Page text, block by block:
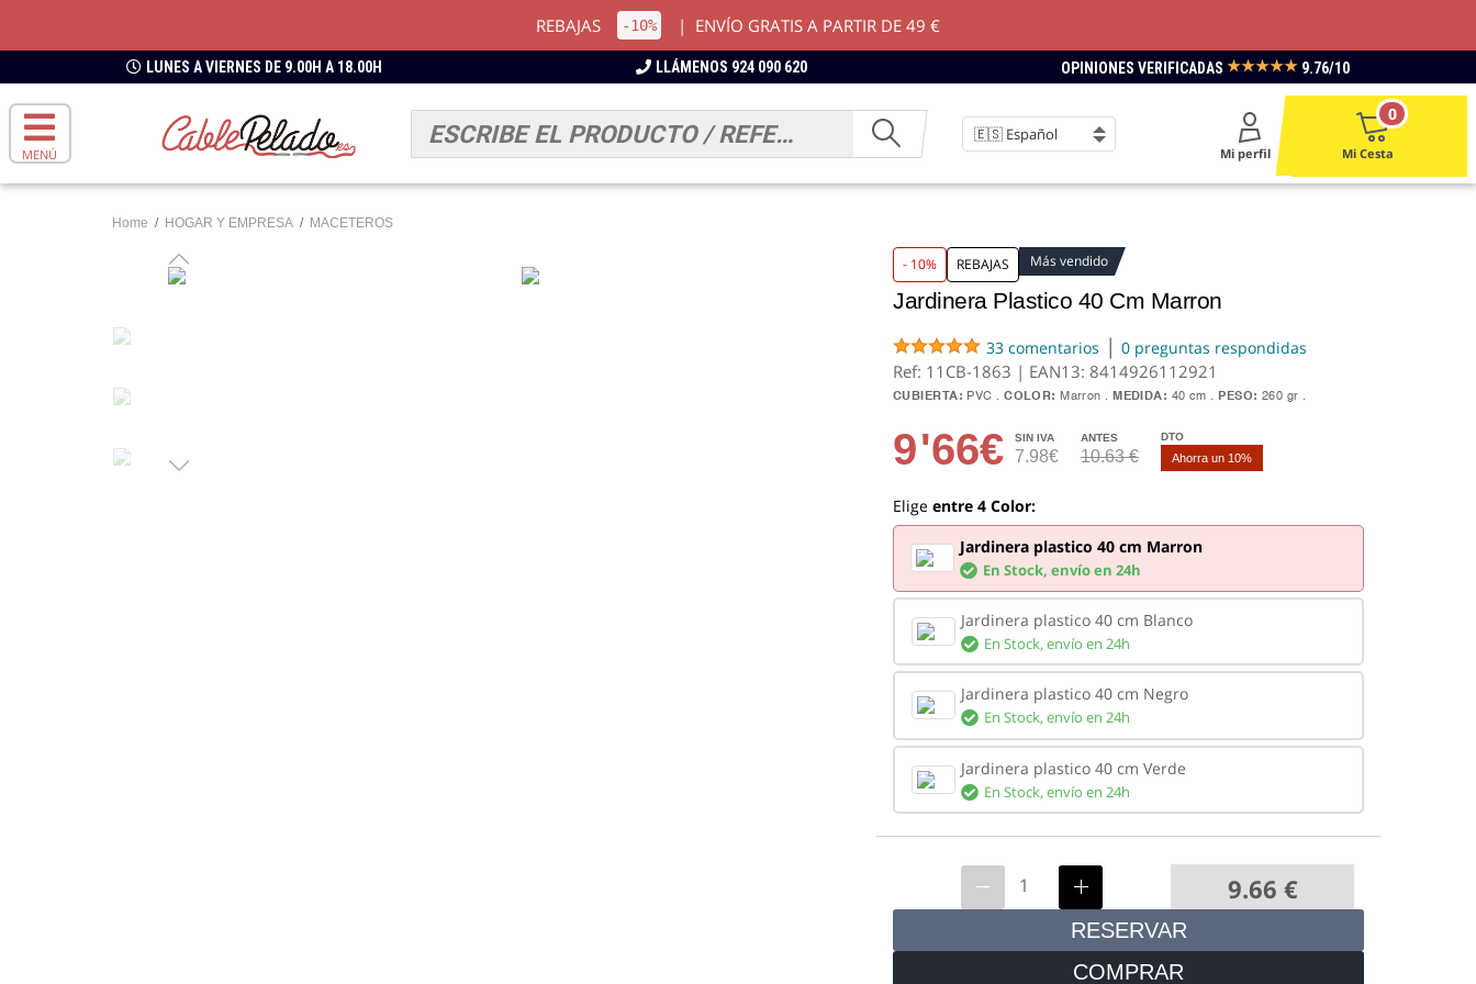
REBAJAS -10% | ENVÍO GRATIS A PARTIR DE 49 €
LUNES A VIERNES DE 9.00H A 18.00H LLÁMENOS 924 090 620 OPINIONES VERIFICADAS ★★★★★ 9.76/10
MENÚ Mi perfil Mi Cesta
0
Home / HOGAR Y EMPRESA / MACETEROS
- 10% REBAJAS Más vendido
Jardinera Plastico 40 Cm Marron
33 comentarios | 0 preguntas respondidas
Ref: 11CB-1863 | EAN13: 8414926112921
CUBIERTA: PVC COLOR: Marron MEDIDA: 40 cm PESO: 260 gr
9'66€ SIN IVA
7.98€
ANTES
10.63 €
DTO
Ahorra un 10%
Elige entre 4 Color:
Jardinera plastico 40 cm Marron
En Stock, envío en 24h
Jardinera plastico 40 cm Blanco
En Stock, envío en 24h
Jardinera plastico 40 cm Negro
En Stock, envío en 24h
Jardinera plastico 40 cm Verde
En Stock, envío en 24h
9.66 €
RESERVAR
COMPRAR